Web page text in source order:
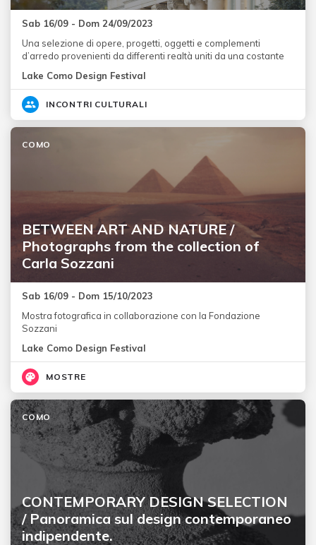
Sab 16/09 - Dom 24/09/2023
Una selezione di opere, progetti, oggetti e complementi
d’arredo provenienti da differenti realtà uniti da una costante
Lake Como Design Festival
INCONTRI CULTURALI
BETWEEN ART AND NATURE /
Photographs from the collection of
Carla Sozzani
COMO
Sab 16/09 - Dom 15/10/2023
Mostra fotografica in collaborazione con la Fondazione
Sozzani
Lake Como Design Festival
MOSTRE
CONTEMPORARY DESIGN SELECTION
/ Panoramica sul design contemporaneo
indipendente.
COMO